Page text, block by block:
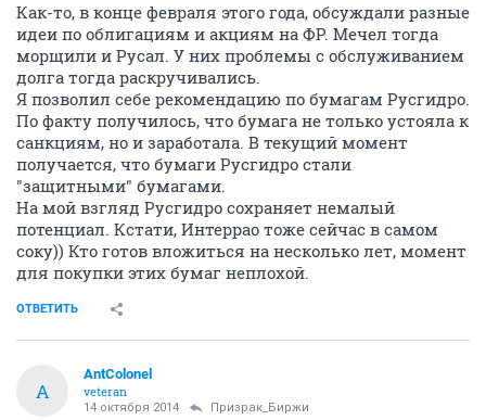
Как-то, в конце февраля этого года, обсуждали разные
идеи по облигациям и акциям на ФР. Мечел тогда
морщили и Русал. У них проблемы с обслуживанием
долга тогда раскручивались.
Я позволил себе рекомендацию по бумагам Русгидро.
По факту получилось, что бумага не только устояла к
санкциям, но и заработала. В текущий момент
получается, что бумаги Русгидро стали
"защитными" бумагами.
На мой взгляд Русгидро сохраняет немалый
потенциал. Кстати, Интеррао тоже сейчас в самом
соку)) Кто готов вложиться на несколько лет, момент
для покупки этих бумаг неплохой.
ОТВЕТИТЬ
A
AntColonel
veteran
14 октября 2014 Призрак_Биржи